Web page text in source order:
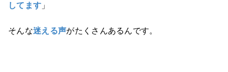
してます 」
そんな迷える声がたくさんあるんです。